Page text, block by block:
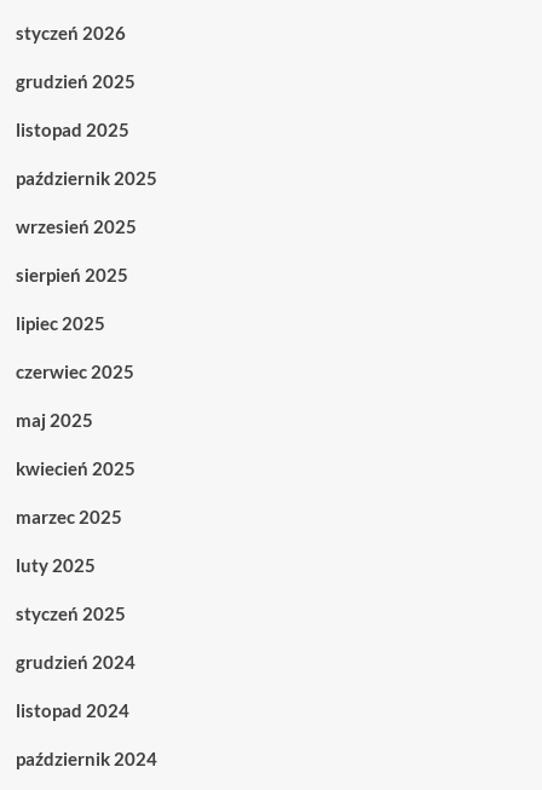
styczeń 2026
grudzień 2025
listopad 2025
październik 2025
wrzesień 2025
sierpień 2025
lipiec 2025
czerwiec 2025
maj 2025
kwiecień 2025
marzec 2025
luty 2025
styczeń 2025
grudzień 2024
listopad 2024
październik 2024